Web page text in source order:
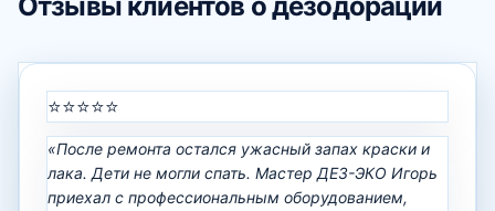
⭐⭐⭐⭐⭐
«После ремонта остался ужасный запах краски и
лака. Дети не могли спать. Мастер ДЕЗ-ЭКО Игорь
приехал с профессиональным оборудованием,